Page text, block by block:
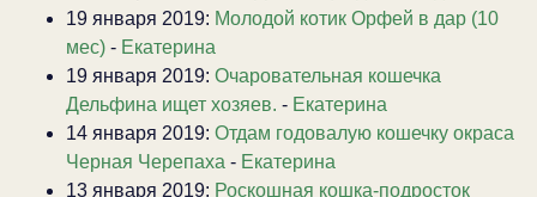
19 января 2019: Молодой котик Орфей в дар (10
мес) - Екатерина
19 января 2019: Очаровательная кошечка
Дельфина ищет хозяев. - Екатерина
14 января 2019: Отдам годовалую кошечку окраса
Черная Черепаха - Екатерина
13 января 2019: Роскошная кошка-подросток